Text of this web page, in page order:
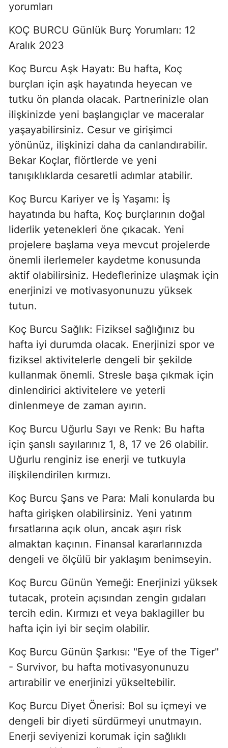
yorumları
KOÇ BURCU Günlük Burç Yorumları: 12
Aralık 2023
Koç Burcu Aşk Hayatı: Bu hafta, Koç
burçları için aşk hayatında heyecan ve
tutku ön planda olacak. Partnerinizle olan
ilişkinizde yeni başlangıçlar ve maceralar
yaşayabilirsiniz. Cesur ve girişimci
yönünüz, ilişkinizi daha da canlandırabilir.
Bekar Koçlar, flörtlerde ve yeni
tanışıklıklarda cesaretli adımlar atabilir.
Koç Burcu Kariyer ve İş Yaşamı: İş
hayatında bu hafta, Koç burçlarının doğal
liderlik yetenekleri öne çıkacak. Yeni
projelere başlama veya mevcut projelerde
önemli ilerlemeler kaydetme konusunda
aktif olabilirsiniz. Hedeflerinize ulaşmak için
enerjinizi ve motivasyonunuzu yüksek
tutun.
Koç Burcu Sağlık: Fiziksel sağlığınız bu
hafta iyi durumda olacak. Enerjinizi spor ve
fiziksel aktivitelerle dengeli bir şekilde
kullanmak önemli. Stresle başa çıkmak için
dinlendirici aktivitelere ve yeterli
dinlenmeye de zaman ayırın.
Koç Burcu Uğurlu Sayı ve Renk: Bu hafta
için şanslı sayılarınız 1, 8, 17 ve 26 olabilir.
Uğurlu renginiz ise enerji ve tutkuyla
ilişkilendirilen kırmızı.
Koç Burcu Şans ve Para: Mali konularda bu
hafta girişken olabilirsiniz. Yeni yatırım
fırsatlarına açık olun, ancak aşırı risk
almaktan kaçının. Finansal kararlarınızda
dengeli ve ölçülü bir yaklaşım benimseyin.
Koç Burcu Günün Yemeği: Enerjinizi yüksek
tutacak, protein açısından zengin gıdaları
tercih edin. Kırmızı et veya baklagiller bu
hafta için iyi bir seçim olabilir.
Koç Burcu Günün Şarkısı: "Eye of the Tiger"
- Survivor, bu hafta motivasyonunuzu
artırabilir ve enerjinizi yükseltebilir.
Koç Burcu Diyet Önerisi: Bol su içmeyi ve
dengeli bir diyeti sürdürmeyi unutmayın.
Enerji seviyenizi korumak için sağlıklı